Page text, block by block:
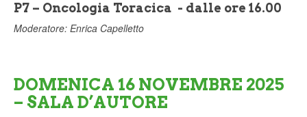
P7 – Oncologia Toracica - dalle ore 16.00
Moderatore: Enrica Capelletto
DOMENICA 16 NOVEMBRE 2025
– SALA D’AUTORE